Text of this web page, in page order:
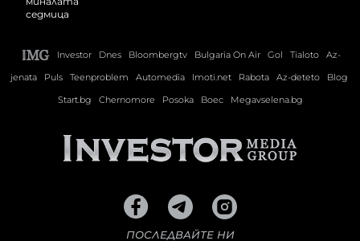
Investor Dnes Bloombergtv Bulgaria On Air Gol Tialoto
Az-
jenata
Puls Teenproblem Automedia Imoti.net Rabota Az-deteto
Blog
Start.bg
Chernomore Posoka Boec Megavselena.bg
ПОСЛЕДВАЙТЕ НИ